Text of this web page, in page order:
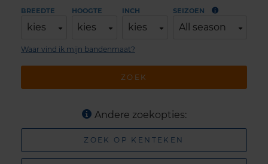
BREEDTE
kies
HOOGTE
kies
INCH
kies
SEIZOEN
All season
ZOEK
Waar vind ik mijn bandenmaat?
Andere zoekopties:
ZOEK OP KENTEKEN